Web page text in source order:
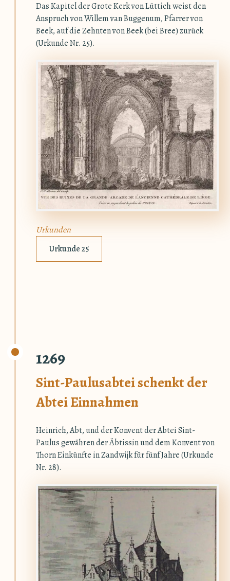
Das Kapitel der Grote Kerk von Lüttich weist den
Anspruch von Willem van Buggenum, Pfarrer von
Beek, auf die Zehnten von Beek (bei Bree) zurück
(Urkunde Nr. 25).
Urkunden
Urkunde 25
1269
Sint-Paulusabtei schenkt der
Abtei Einnahmen
Heinrich, Abt, und der Konvent der Abtei Sint-
Paulus gewähren der Äbtissin und dem Konvent von
Thorn Einkünfte in Zandwijk für fünf Jahre (Urkunde
Nr. 28).